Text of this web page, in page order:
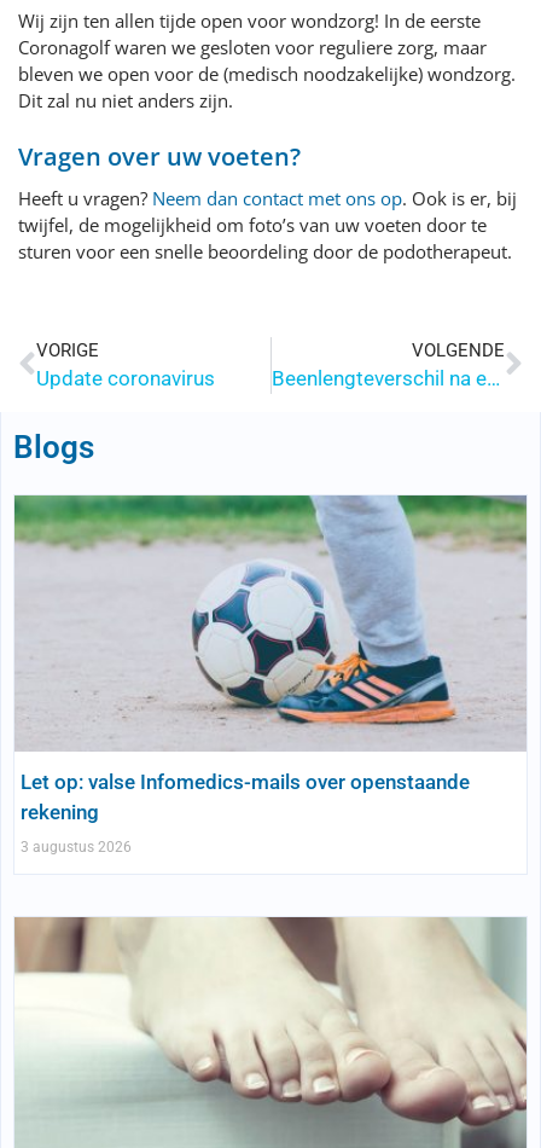
Wij zijn ten allen tijde open voor wondzorg! In de eerste
Coronagolf waren we gesloten voor reguliere zorg, maar
bleven we open voor de (medisch noodzakelijke) wondzorg.
Dit zal nu niet anders zijn.
Vragen over uw voeten?
Heeft u vragen? Neem dan contact met ons op. Ook is er, bij
twijfel, de mogelijkheid om foto’s van uw voeten door te
sturen voor een snelle beoordeling door de podotherapeut.
VORIGE
Update coronavirus
VOLGENDE
Beenlengteverschil na een heupoperatie
Blogs
Let op: valse Infomedics-mails over openstaande
rekening
3 augustus 2026